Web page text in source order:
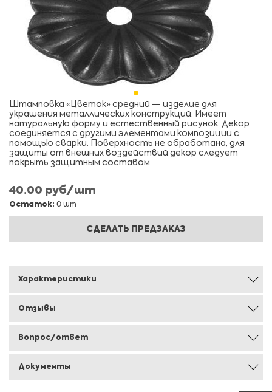
Штамповка «Цветок» средний — изделие для
украшения металлических конструкций. Имеет
натуральную форму и естественный рисунок. Декор
соединяется с другими элементами композиции с
помощью сварки. Поверхность не обработана, для
защиты от внешних воздействий декор следует
покрыть защитным составом.
40.00 руб/шт
Остаток: 0 шт
СДЕЛАТЬ ПРЕДЗАКАЗ
Характеристики
Отзывы
Вопрос/ответ
Документы